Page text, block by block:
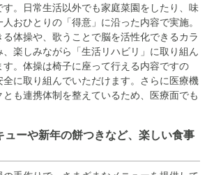
す。日常生活以外でも家庭菜園をしたり、味
おひとりの「得意」に沿った内容で実施。
る体操や、歌うことで脳を活性化できるカラ
楽しみながら「生活リハビリ」に取り組ん
。体操は椅子に座って行える内容ですの
に取り組んでいただけます。さらに医療機
も連携体制を整えているため、医療面でも
ューや新年の餅つきなど、楽しい食事